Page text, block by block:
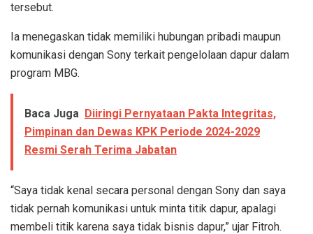
tersebut.
Ia menegaskan tidak memiliki hubungan pribadi maupun
komunikasi dengan Sony terkait pengelolaan dapur dalam
program MBG.
Baca Juga Diiringi Pernyataan Pakta Integritas,
Pimpinan dan Dewas KPK Periode 2024-2029
Resmi Serah Terima Jabatan
“Saya tidak kenal secara personal dengan Sony dan saya
tidak pernah komunikasi untuk minta titik dapur, apalagi
membeli titik karena saya tidak bisnis dapur,” ujar Fitroh.